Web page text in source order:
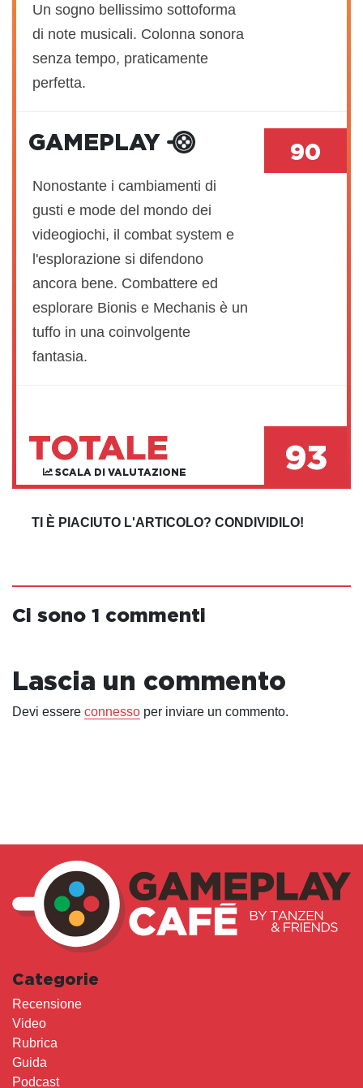
Un sogno bellissimo sottoforma
di note musicali. Colonna sonora
senza tempo, praticamente
perfetta.
GAMEPLAY
Nonostante i cambiamenti di
gusti e mode del mondo dei
videogiochi, il combat system e
l'esplorazione si difendono
ancora bene. Combattere ed
esplorare Bionis e Mechanis è un
tuffo in una coinvolgente
fantasia.
90
TOTALE
SCALA DI VALUTAZIONE 93
TI È PIACIUTO L'ARTICOLO? CONDIVIDILO!
Ci sono 1 commenti
Lascia un commento
Devi essere connesso per inviare un commento.
Categorie
Recensione
Video
Rubrica
Guida
Podcast